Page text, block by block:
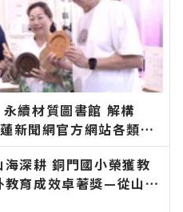
續材質圖書館 解構
新聞網官方網站各類新
最新的在地資訊！
海深耕 銅門國小榮獲教
教育成效卓著獎—從山野